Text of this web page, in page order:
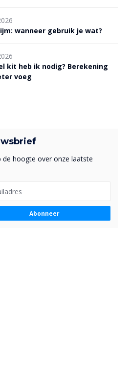
wanneer gebruik je wat?
kit heb ik nodig? Berekening
voeg
de hoogte over onze laatste
Abonneer